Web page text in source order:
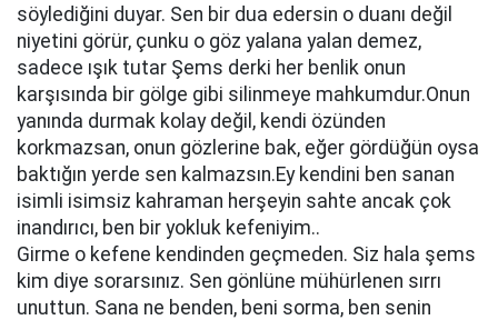
söylediğini duyar. Sen bir dua edersin o duanı değil
niyetini görür, çunku o göz yalana yalan demez,
sadece ışık tutar Şems derki her benlik onun
karşısında bir gölge gibi silinmeye mahkumdur.Onun
yanında durmak kolay değil, kendi özünden
korkmazsan, onun gözlerine bak, eğer gördüğün oysa
baktığın yerde sen kalmazsın.Ey kendini ben sanan
isimli isimsiz kahraman herşeyin sahte ancak çok
inandırıcı, ben bir yokluk kefeniyim..
Girme o kefene kendinden geçmeden. Siz hala şems
kim diye sorarsınız. Sen gönlüne mühürlenen sırrı
unuttun. Sana ne benden, beni sorma, ben senin